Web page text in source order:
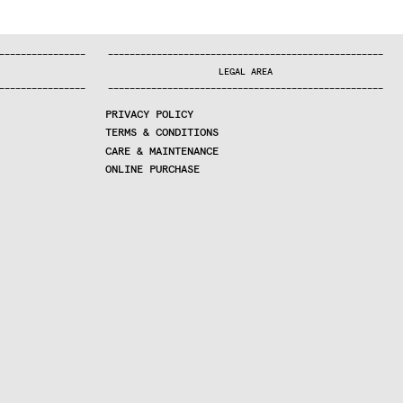
———————————————
———————————————
———————————————————————————————————————————————————
LEGAL AREA
———————————————————————————————————————————————————
PRIVACY POLICY
TERMS & CONDITIONS
CARE & MAINTENANCE
ONLINE PURCHASE